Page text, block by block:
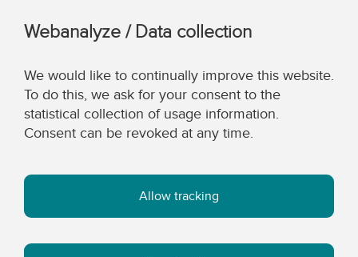
Webanalyze / Data collection
We would like to continually improve this website.
To do this, we ask for your consent to the
statistical collection of usage information.
Consent can be revoked at any time.
Allow tracking